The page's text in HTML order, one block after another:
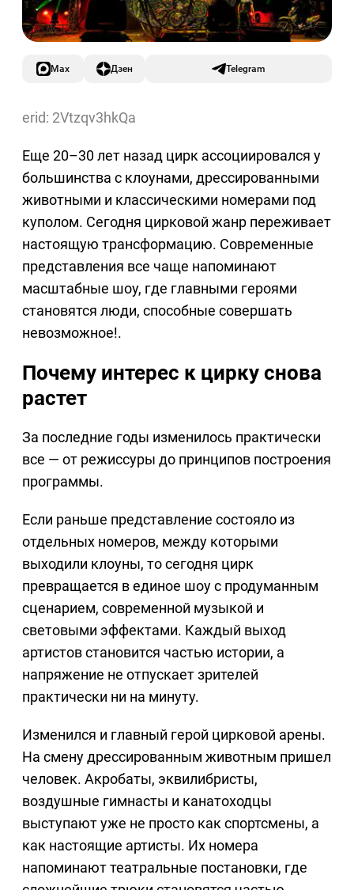
Max Дзен Telegram
erid: 2Vtzqv3hkQa
Еще 20–30 лет назад цирк ассоциировался у
большинства с клоунами, дрессированными
животными и классическими номерами под
куполом. Сегодня цирковой жанр переживает
настоящую трансформацию. Современные
представления все чаще напоминают
масштабные шоу, где главными героями
становятся люди, способные совершать
невозможное!.
Почему интерес к цирку снова
растет
За последние годы изменилось практически
все — от режиссуры до принципов построения
программы.
Если раньше представление состояло из
отдельных номеров, между которыми
выходили клоуны, то сегодня цирк
превращается в единое шоу с продуманным
сценарием, современной музыкой и
световыми эффектами. Каждый выход
артистов становится частью истории, а
напряжение не отпускает зрителей
практически ни на минуту.
Изменился и главный герой цирковой арены.
На смену дрессированным животным пришел
человек. Акробаты, эквилибристы,
воздушные гимнасты и канатоходцы
выступают уже не просто как спортсмены, а
как настоящие артисты. Их номера
напоминают театральные постановки, где